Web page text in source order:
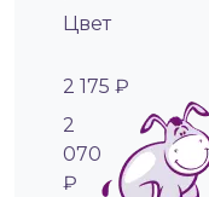
Цвет
2 175 ₽
2
070
₽